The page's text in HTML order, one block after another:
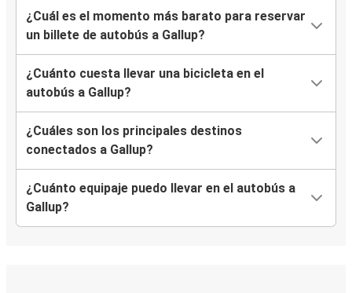
¿Cuál es el momento más barato para reservar
un billete de autobús a Gallup?
¿Cuánto cuesta llevar una bicicleta en el
autobús a Gallup?
¿Cuáles son los principales destinos
conectados a Gallup?
¿Cuánto equipaje puedo llevar en el autobús a
Gallup?